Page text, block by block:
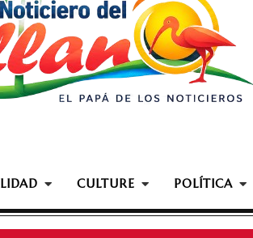
CULTURE POLÍTICA